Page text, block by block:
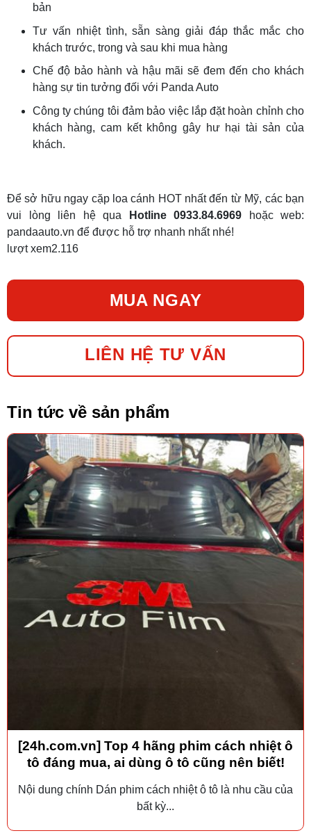
bản
Tư vấn nhiệt tình, sẵn sàng giải đáp thắc mắc cho
khách trước, trong và sau khi mua hàng
Chế độ bảo hành và hậu mãi sẽ đem đến cho khách
hàng sự tin tưởng đối với Panda Auto
Công ty chúng tôi đảm bảo việc lắp đặt hoàn chỉnh cho
khách hàng, cam kết không gây hư hại tài sản của
khách.
Để sở hữu ngay cặp loa cánh HOT nhất đến từ Mỹ, các bạn
vui lòng liên hệ qua
Hotline 0933.84.6969 hoặc web:
pandaauto.vn để được hỗ trợ nhanh nhất nhé!
lượt xem2.116
MUA NGAY
LIÊN HỆ TƯ VẤN
Tin tức về sản phẩm
[24h.com.vn] Top 4 hãng phim cách nhiệt ô
tô đáng mua, ai dùng ô tô cũng nên biết!
Nội dung chính Dán phim cách nhiệt ô tô là nhu cầu của
bất kỳ...